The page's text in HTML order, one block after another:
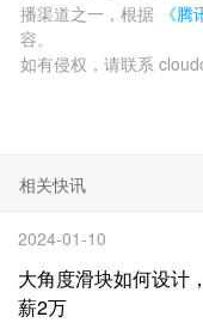
播渠道之一，根据
《
容。
如有侵权，请联系
相关快讯
2024-01-10
大角度滑块如何设计
薪2万